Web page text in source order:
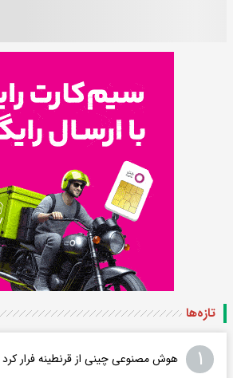
تازه‌ها
۱ هوش مصنوعی چینی از قرنطینه فرار